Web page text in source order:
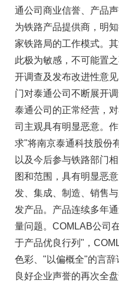
通公司商业信誉、产品
为铁路产品提供商，明
家铁路局的工作模式。
此极为敏感，不可能置
开调查及发布改进性意
门对泰通公司不断展开
泰通公司的正常经营，
司主观具有明显恶意。
求"将南京泰通科技股份
以及今后参与铁路部门
图和范围，具有明显恶
发、集成、制造、销售
发产品。产品连续多年
量问题。COMLAB公司
于产品优良行列"，
色彩、"以偏概全"的言
良好企业声誉的再次全